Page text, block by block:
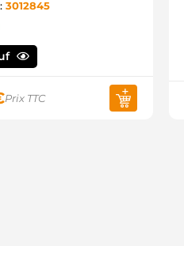
3012845
Prix TTC